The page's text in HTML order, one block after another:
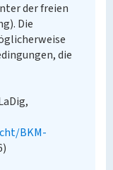
der freien
Die
die
BKM-